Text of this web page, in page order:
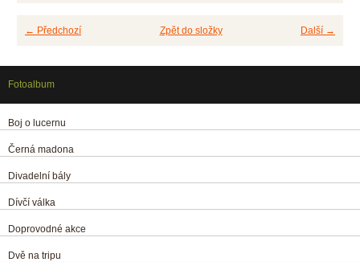
← Předchozí Další →
Zpět do složky
Fotoalbum
Boj o lucernu
Černá madona
Divadelní bály
Dívčí válka
Doprovodné akce
Dvě na tripu